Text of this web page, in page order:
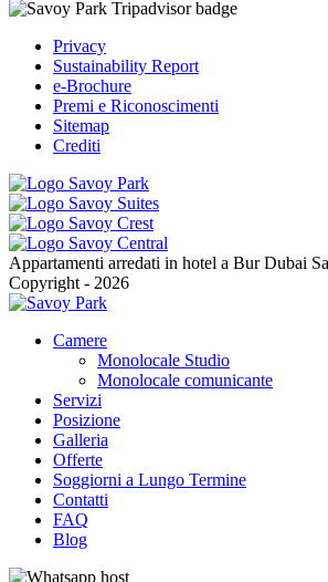
Privacy
Sustainability Report
e-Brochure
Premi e Riconoscimenti
Sitemap
Crediti
Appartamenti arredati in hotel a Bur Dubai
Copyright - 2026
Camere
Monolocale Studio
Monolocale comunicante
Servizi
Posizione
Galleria
Offerte
Soggiorni a Lungo Termine
Contatti
FAQ
Blog